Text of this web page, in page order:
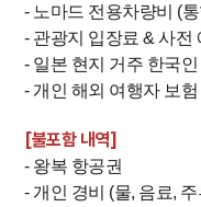
- 노마드 전용차량비 (
- 관광지 입장료 & 사전
- 일본 현지 거주 한국
- 개인 해외 여행자 보험
[불포함 내역]
- 왕복 항공권
- 개인 경비 (물, 음료,